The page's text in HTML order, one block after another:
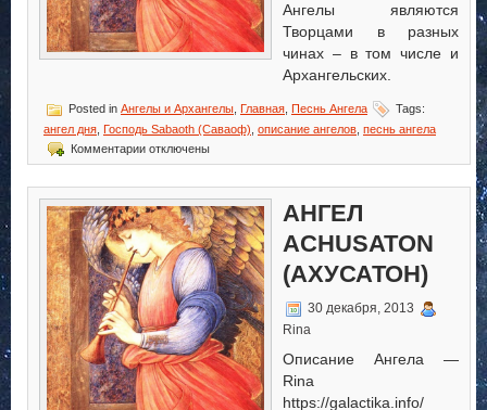
Ангелы являются
Творцами в разных
чинах – в том числе и
Архангельских.
Posted in Ангелы и Архангелы Главная Песнь Ангела
Tags:
ангел дня Господь Sabaoth (Саваоф) описание ангелов песнь ангела
Комментариик
записи
Sabaoth
(Саваоф)
отключены
АНГЕЛ
ACHUSATON
(АХУСАТОН)
30 декабря, 2013
Rina
Описание Ангела —
Rina
https://galactika.info/